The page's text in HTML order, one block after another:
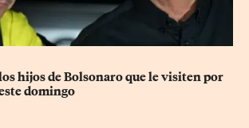
hijos de Bolsonaro que le visiten por
domingo